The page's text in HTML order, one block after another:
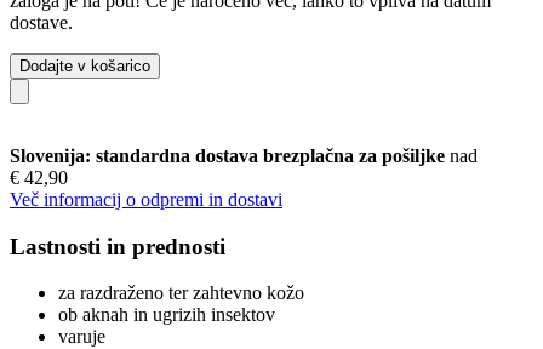
dostave.
Dodajte v košarico
Slovenija: standardna dostava brezplačna za pošiljke nad
€ 42,90
Več informacij o odpremi in dostavi
Lastnosti in prednosti
za razdraženo ter zahtevno kožo
ob aknah in ugrizih insektov
varuje